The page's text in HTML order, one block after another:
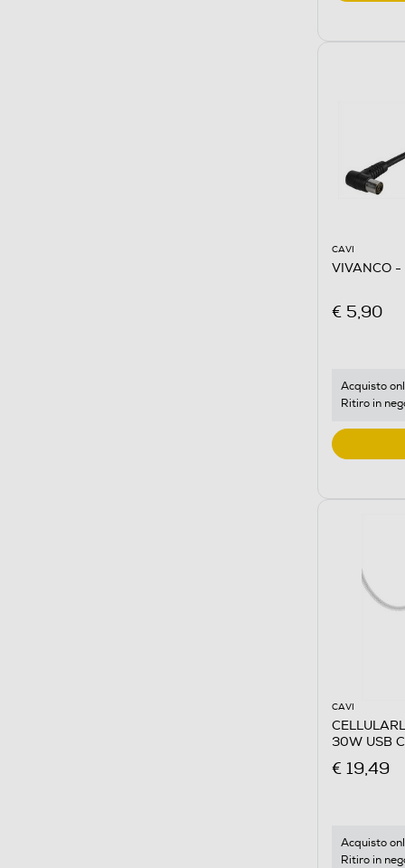
CAVI
VIVANCO
€ 5,90
Acquisto
Ritiro in
CAVI
30W USB
€ 19,49
Acquisto
Ritiro in